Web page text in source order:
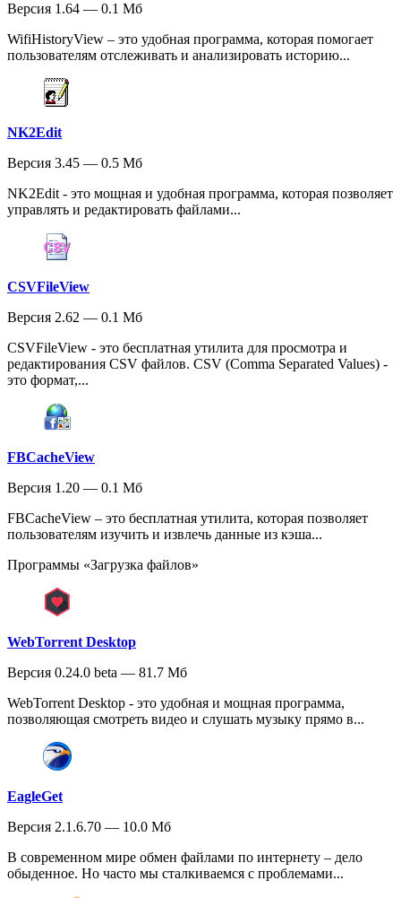
Версия 1.64 — 0.1 Мб
WifiHistoryView – это удобная программа, которая помогает
пользователям отслеживать и анализировать историю...
NK2Edit
Версия 3.45 — 0.5 Мб
NK2Edit - это мощная и удобная программа, которая позволяет
управлять и редактировать файлами...
CSVFileView
Версия 2.62 — 0.1 Мб
CSVFileView - это бесплатная утилита для просмотра и
редактирования CSV файлов. CSV (Comma Separated Values) -
это формат,...
FBCacheView
Версия 1.20 — 0.1 Мб
FBCacheView – это бесплатная утилита, которая позволяет
пользователям изучить и извлечь данные из кэша...
Программы «Загрузка файлов»
WebTorrent Desktop
Версия 0.24.0 beta — 81.7 Мб
WebTorrent Desktop - это удобная и мощная программа,
позволяющая смотреть видео и слушать музыку прямо в...
EagleGet
Версия 2.1.6.70 — 10.0 Мб
В современном мире обмен файлами по интернету – дело
обыденное. Но часто мы сталкиваемся с проблемами...